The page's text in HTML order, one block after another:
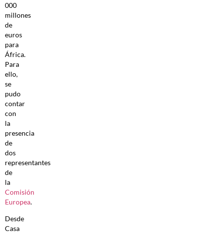
000
millones
de
euros
para
África.
Para
ello,
se
pudo
contar
con
la
presencia
de
dos
representantes
de
la
Comisión
Europea.
Desde
Casa